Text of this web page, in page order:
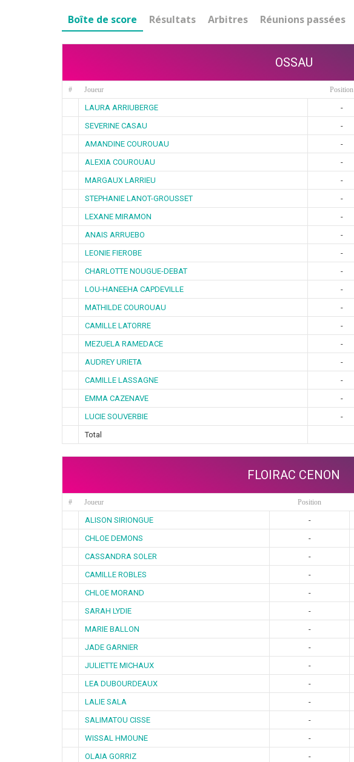
Boîte de score Résultats Arbitres Réunions passées
OSSAU
# Joueur Position
LAURA ARRIUBERGE -
SEVERINE CASAU
-
AMANDINE COUROUAU
-
ALEXIA COUROUAU
-
MARGAUX LARRIEU
-
STEPHANIE LANOT-GROUSSET
-
LEXANE MIRAMON
-
ANAIS ARRUEBO
-
LEONIE FIEROBE
-
CHARLOTTE NOUGUE-DEBAT
-
LOU-HANEEHA CAPDEVILLE
-
MATHILDE COUROUAU
-
CAMILLE LATORRE
-
MEZUELA RAMEDACE
-
AUDREY URIETA
-
CAMILLE LASSAGNE
-
EMMA CAZENAVE
-
LUCIE SOUVERBIE
-
Total
FLOIRAC CENON
# Joueur Position
ALISON SIRIONGUE -
CHLOE DEMONS
-
CASSANDRA SOLER
-
CAMILLE ROBLES
-
CHLOE MORAND
-
SARAH LYDIE
-
MARIE BALLON
-
JADE GARNIER
-
JULIETTE MICHAUX
-
LEA DUBOURDEAUX
-
LALIE SALA
-
SALIMATOU CISSE
-
WISSAL HMOUNE
-
OLAIA GORRIZ
-